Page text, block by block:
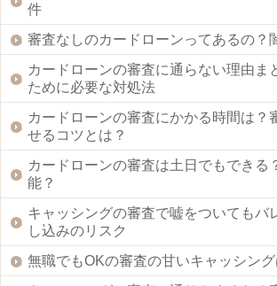
件
審査なしのカードローンってあるの？
カードローンの審査に通らない理由ま
ために必要な対処法
カードローンの審査にかかる時間は？
せるコツとは？
カードローンの審査は土日でもできる
能？
キャッシングの審査で嘘をついてもバ
し込みのリスク
無職でもOKの審査の甘いキャッシング